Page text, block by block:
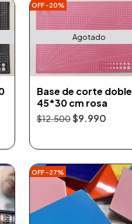
OFF -20%
Agotado
Base de corte doble
45*30 cm rosa
$12.500$9.990
OFF -27%